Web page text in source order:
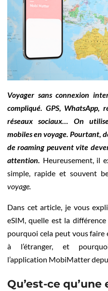
Voyager sans connexion
compliqué. GPS, WhatsApp,
réseaux sociaux… On
mobiles en voyage. Pourtant,
de roaming peuvent vite
attention. Heureusement, il
simple, rapide et souvent
voyage.
Dans cet article, je vous
eSIM, quelle est la
pourquoi cela peut vous faire
à l’étranger, et
l’application MobiMatter
Qu’est-ce qu’une